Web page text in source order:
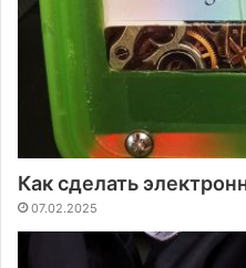
Как сделать
07.02.2025